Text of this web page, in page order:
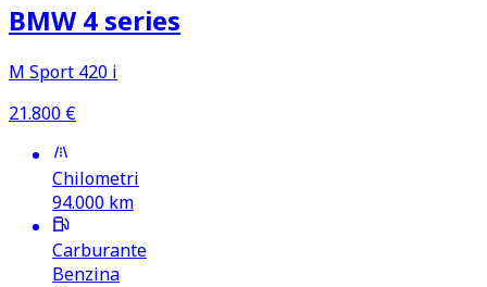
BMW 4 series
M Sport 420 i
21.800 €
Chilometri
94.000 km
Carburante
Benzina